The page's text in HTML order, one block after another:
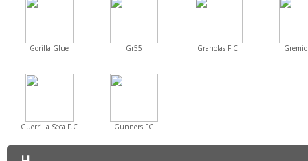
Gorilla Glue Gr55 Granolas F.C.
Guerrilla Seca F.C Gunners FC